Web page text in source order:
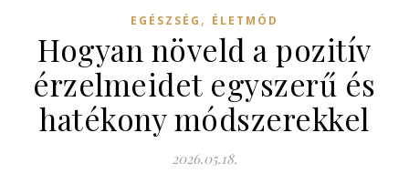
EGÉSZSÉG , ÉLETMÓD
Hogyan növeld a pozitív
érzelmeidet egyszerű és
hatékony módszerekkel
2026.05.18.